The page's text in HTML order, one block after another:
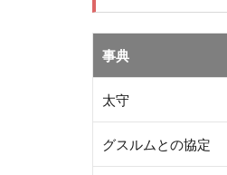
事典
太守
グスルムとの協定